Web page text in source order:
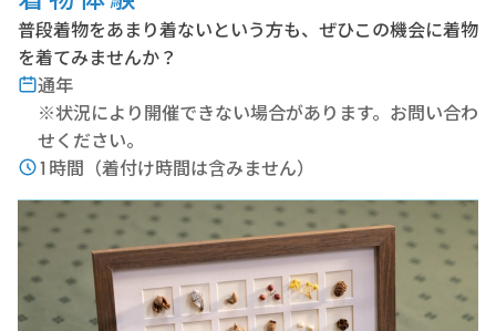
普段着物をあまり着ないという方も、ぜひこの機会に着物
を着てみませんか？
通年
※状況により開催できない場合があります。お問い合わ
せください。
1時間（着付け時間は含みません）